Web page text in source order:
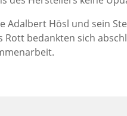
Adalbert Hösl und sein
Rott bedankten sich